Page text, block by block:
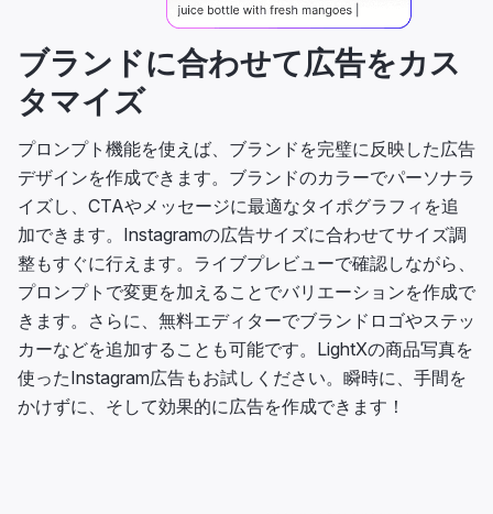
ブランドに合わせて広告をカス
タマイズ
プロンプト機能を使えば、ブランドを完璧に反映した広告
デザインを作成できます。ブランドのカラーでパーソナラ
イズし、CTAやメッセージに最適なタイポグラフィを追
加できます。Instagramの広告サイズに合わせてサイズ調
整もすぐに行えます。ライブプレビューで確認しながら、
プロンプトで変更を加えることでバリエーションを作成で
きます。さらに、無料エディターでブランドロゴやステッ
カーなどを追加することも可能です。LightXの商品写真を
使ったInstagram広告もお試しください。瞬時に、手間を
かけずに、そして効果的に広告を作成できます！